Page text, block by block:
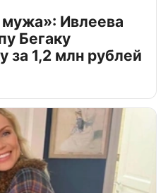
мужа»: Ивлеева
Бегаку
за 1,2 млн рублей